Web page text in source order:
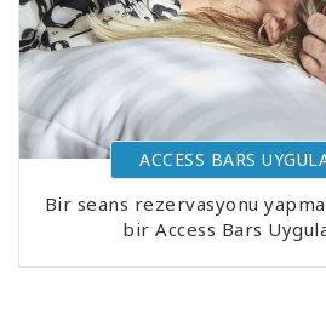
ACCESS BARS
Bir seans rezervasyonu
bir Access Bars